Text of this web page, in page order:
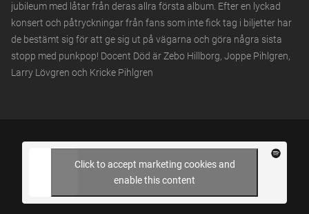
jubileum med låtar från deras allra första album. Efter en lyckad
konsert och påtryckningar från fans som inte fick tag i biljetter har
de bestämt sig för att ge sig ut på vägarna och göra några sista
stopp med punkpop! Docent Död är Zebo Hillborg, Joppe Pihlgren,
Larry Lövgren och Kricke Pihlgren
Click to accept marketing cookies and
enable this content